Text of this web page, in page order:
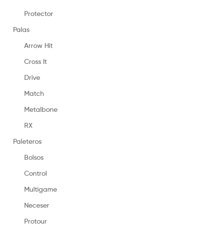
Protector
Palas
Arrow Hit
Cross It
Drive
Match
Metalbone
RX
Paleteros
Bolsos
Control
Multigame
Neceser
Protour